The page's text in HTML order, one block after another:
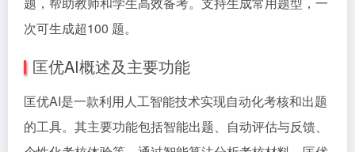
次可生成超100 题。
匡优AI概述及主要功能
匡优AI是一款利用人工智能技术实现自动化考核和出题
的工具。其主要功能包括智能出题、自动评估与反馈、